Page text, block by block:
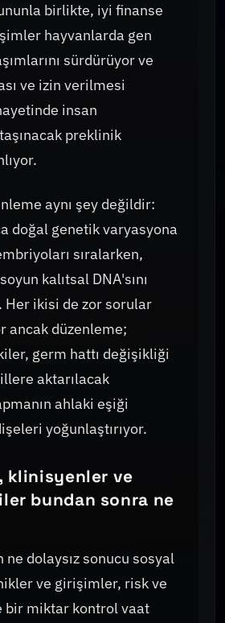
birlikte, iyi finanse
hayvanlarda gen
sürdürüyor ve
ve izin verilmesi
insan
preklinik
aynı şey değildir:
doğal genetik varyasyona
sıralarken,
kalıtsal DNA'sını
ikisi de zor sorular
ancak düzenleme;
germ hattı değişikliği
aktarılacak
ahlaki eşiği
yoğunlaştırıyor.
klinisyenler ve
bundan sonra ne
dolaysız sonucu sosyal
ve girişimler, risk ve
bir miktar kontrol vaat